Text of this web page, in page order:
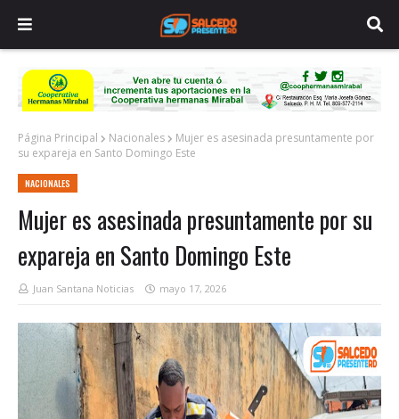
Página Principal Nacionales
Mujer es asesinada presuntamente por
su expareja en Santo Domingo Este
NACIONALES
Mujer es asesinada presuntamente por su
expareja en Santo Domingo Este
Juan Santana Noticias mayo 17, 2026